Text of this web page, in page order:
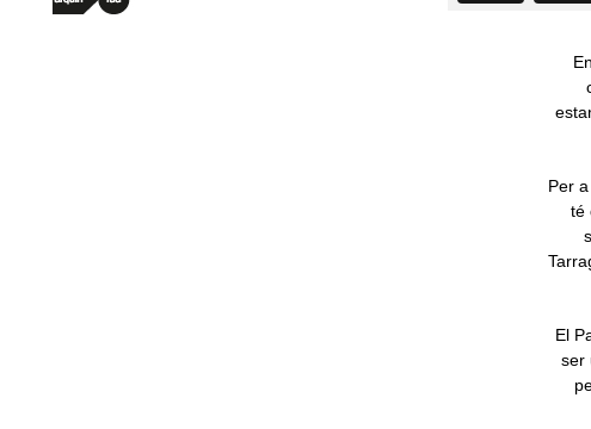
Per
té
El
ser